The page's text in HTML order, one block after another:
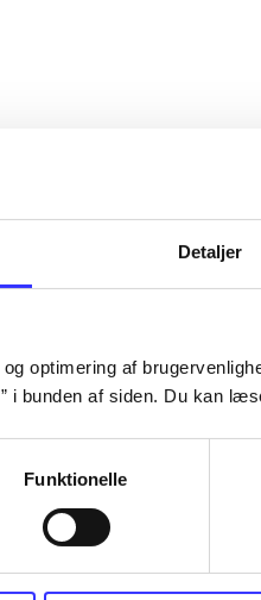
Detaljer
optimering af
i bunden af siden. Du kan
Funktionelle